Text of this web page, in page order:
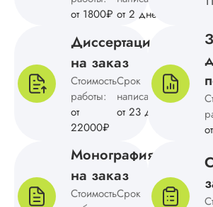
от 1800₽ от 2 дней
Диссертация
на заказ
Стоимость
работы:
от
22000₽
Срок
написания:
от 23 дней
Монография
на заказ
СтоимостьСрок